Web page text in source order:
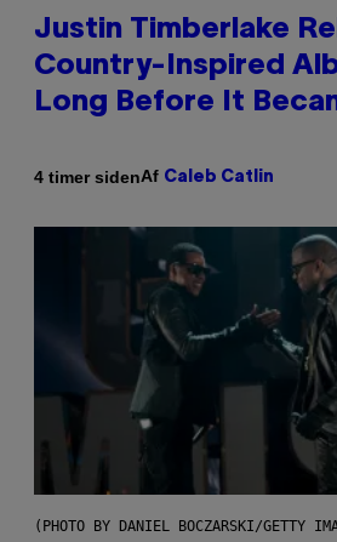
Justin Timberlake
Country-Inspired
Long Before It
4 timer sidenAf Caleb Catlin
(PHOTO BY DANIEL BOCZARSKI/GETTY